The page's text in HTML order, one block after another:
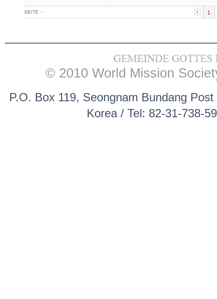
SEITE » 1
© 2010 World Mission
P.O. Box 119, Seongnam Bundang
Korea / Tel: 82-31-738-